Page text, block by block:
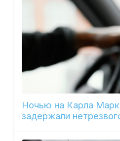
Ночью на Карла
задержали